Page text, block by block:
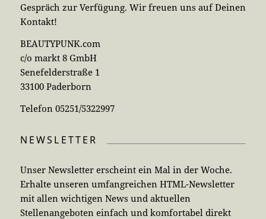
Gespräch zur Verfügung. Wir freuen uns auf Deinen
Kontakt!
BEAUTYPUNK.com
c/o markt 8 GmbH
Senefelderstraße 1
33100 Paderborn
Telefon 05251/5322997
NEWSLETTER
Unser Newsletter erscheint ein Mal in der Woche.
Erhalte unseren umfangreichen HTML-Newsletter
mit allen wichtigen News und aktuellen
Stellenangeboten einfach und komfortabel direkt